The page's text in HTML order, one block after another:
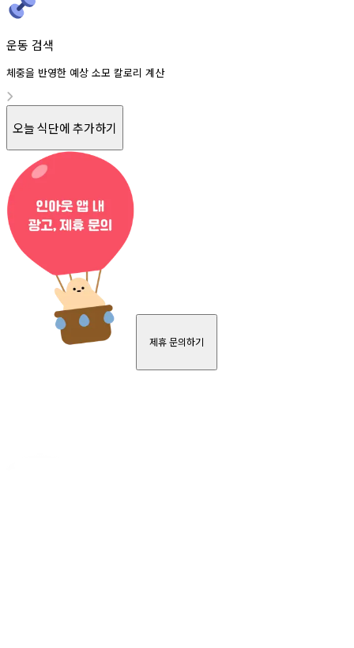
운동 검색
체중을 반영한 예상 소모 칼로리 계산
오늘 식단에 추가하기
제휴 문의하기